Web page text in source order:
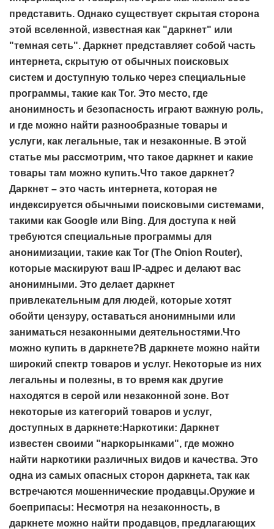
представить. Однако существует скрытая сторона
этой вселенной, известная как "даркнет" или
"темная сеть". Даркнет представляет собой часть
интернета, скрытую от обычных поисковых
систем и доступную только через специальные
программы, такие как Tor. Это место, где
анонимность и безопасность играют важную роль,
и где можно найти разнообразные товары и
услуги, как легальные, так и незаконные. В этой
статье мы рассмотрим, что такое даркнет и какие
товары там можно купить.Что такое даркнет?
Даркнет – это часть интернета, которая не
индексируется обычными поисковыми системами,
такими как Google или Bing. Для доступа к ней
требуются специальные программы для
анонимизации, такие как Tor (The Onion Router),
которые маскируют ваш IP-адрес и делают вас
анонимными. Это делает даркнет
привлекательным для людей, которые хотят
обойти цензуру, оставаться анонимными или
заниматься незаконными деятельностями.Что
можно купить в даркнете?В даркнете можно найти
широкий спектр товаров и услуг. Некоторые из них
легальны и полезны, в то время как другие
находятся в серой или незаконной зоне. Вот
некоторые из категорий товаров и услуг,
доступных в даркнете:Наркотики: Даркнет
известен своими "наркорынками", где можно
найти наркотики различных видов и качества. Это
одна из самых опасных сторон даркнета, так как
встречаются мошеннические продавцы.Оружие и
боеприпасы: Несмотря на незаконность, в
даркнете можно найти продавцов, предлагающих